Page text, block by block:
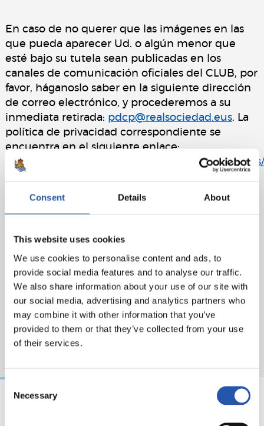
Consent Details About
This website uses cookies
We use cookies to personalise content and ads, to
provide social media features and to analyse our traffic.
We also share information about your use of our site with
our social media, advertising and analytics partners who
may combine it with other information that you’ve
provided to them or that they’ve collected from your use
of their services.
Selection
Necessary
En caso de no querer que las imágenes en las
que pueda aparecer Ud. o algún menor que
esté bajo su tutela sean publicadas en los
canales de comunicación oficiales del CLUB, por
favor, háganoslo saber en la siguiente dirección
de correo electrónico, y procederemos a su
inmediata retirada: pdcp@realsociedad.eus. La
política de privacidad correspondiente se
encuentra en el siguiente enlace:
https://cdn.realsociedad.eus/Uploads/